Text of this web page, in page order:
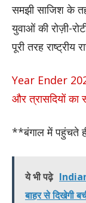
समझी साजिश के
युवाओं की रोज़ी-
पूरी तरह राष्ट्रीय
Year Ender
और त्रासदियों का
**बंगाल में पहुंचते
ये भी पढ़े
बाहर से दिखेगी